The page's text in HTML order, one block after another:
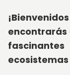
encontrarás